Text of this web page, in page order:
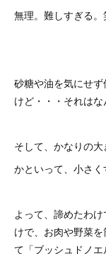
無理。難しすぎる。
砂糖や油を気にせ
けど・・・それはな
そして、かなりの大
かといって、小さく
よって、諦めたわ
けで、お肉や野菜
て「ブッシュドノ